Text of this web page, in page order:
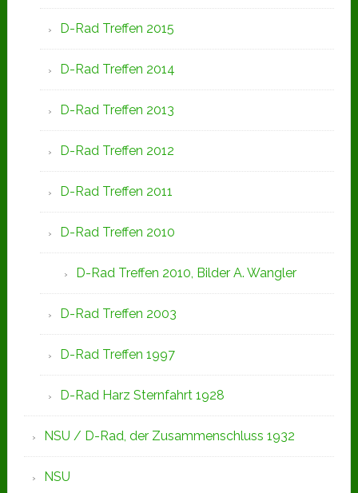
D-Rad Treffen 2015
D-Rad Treffen 2014
D-Rad Treffen 2013
D-Rad Treffen 2012
D-Rad Treffen 2011
D-Rad Treffen 2010
D-Rad Treffen 2010, Bilder A. Wangler
D-Rad Treffen 2003
D-Rad Treffen 1997
D-Rad Harz Sternfahrt 1928
NSU / D-Rad, der Zusammenschluss 1932
NSU